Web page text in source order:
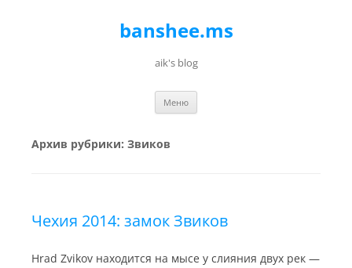
banshee.ms
aik's blog
Меню
Архив рубрики: Звиков
Чехия 2014: замок Звиков
Hrad Zvikov находится на мысе у слияния двух рек —